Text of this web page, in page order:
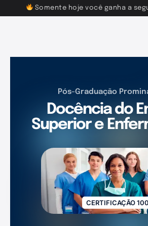
Somente hoje você ganha a
Pós-Graduação
Docência do
Superior e
CERTIFICAÇÃO